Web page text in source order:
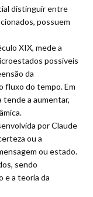
distinguir entre
possuem
XIX, mede a
possíveis
da
fluxo do tempo. Em
tende a aumentar,
por Claude
ou a
ou estado.
sendo
e a teoria da